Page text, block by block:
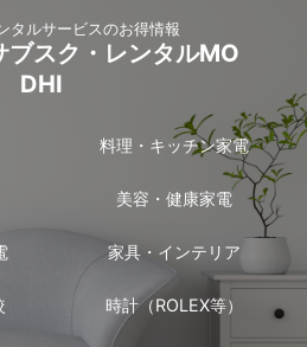
タルサービスのお得情報
ブスク・レンタルMO
DHI
料理・キッチン家電
美容・健康家電
家具・インテリア
時計（ROLEX等）